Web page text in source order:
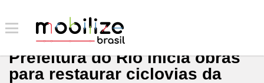
Prefeitura do Rio inicia obras
para restaurar ciclovias da